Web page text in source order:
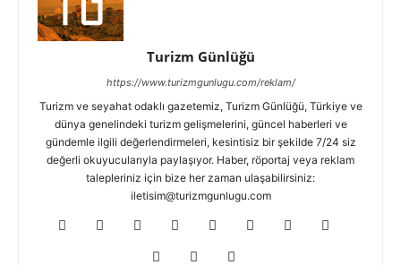
Turizm Günlüğü
https://www.turizmgunlugu.com/reklam/
Turizm ve seyahat odaklı gazetemiz, Turizm Günlüğü, Türkiye ve
dünya genelindeki turizm gelişmelerini, güncel haberleri ve
gündemle ilgili değerlendirmeleri, kesintisiz bir şekilde 7/24 siz
değerli okuyucularıyla paylaşıyor. Haber, röportaj veya reklam
talepleriniz için bize her zaman ulaşabilirsiniz:
iletisim@turizmgunlugu.com